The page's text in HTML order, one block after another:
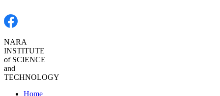
NARA
INSTITUTE
of
SCIENCE
and